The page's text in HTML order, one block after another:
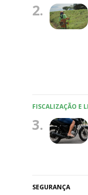
2.
FISCALIZAÇÃO E
3.
SEGURANÇA